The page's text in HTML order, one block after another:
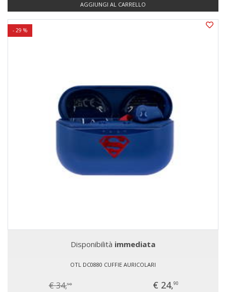
AGGIUNGI AL CARRELLO
- 29 %
Disponibilità immediata
OTL DC0880 CUFFIE AURICOLARI
€ 34,90 € 24,90